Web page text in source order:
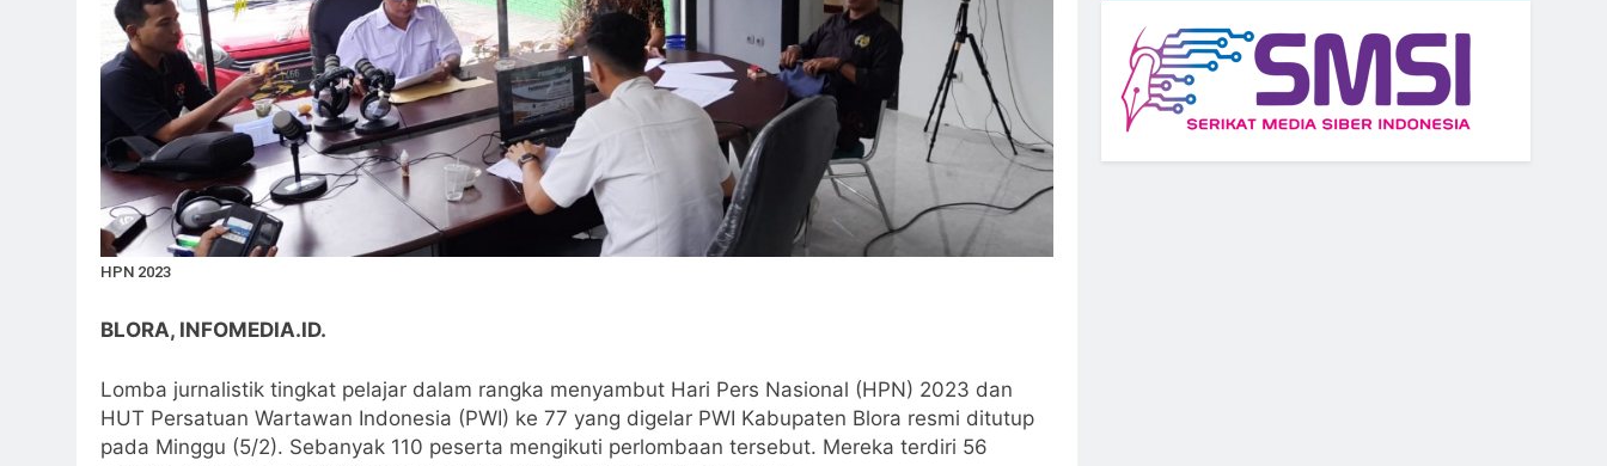
HPN 2023
BLORA, INFOMEDIA.ID.
Lomba jurnalistik tingkat pelajar dalam rangka menyambut Hari Pers Nasional (HPN) 2023 dan
HUT Persatuan Wartawan Indonesia (PWI) ke 77 yang digelar PWI Kabupaten Blora resmi ditutup
pada Minggu (5/2). Sebanyak 110 peserta mengikuti perlombaan tersebut. Mereka terdiri 56